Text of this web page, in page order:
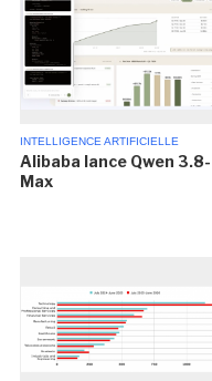
INTELLIGENCE ARTIFICIELLE
Alibaba lance Qwen 3.8-
Max